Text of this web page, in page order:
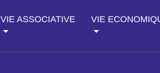
VIE ASSOCIATIVE VIE